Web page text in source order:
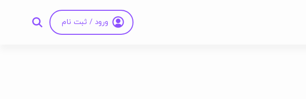
ورود / ثبت نام